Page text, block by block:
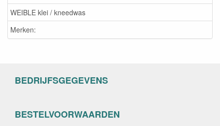
WEIBLE klei / kneedwas
Merken:
BEDRIJFSGEGEVENS
BESTELVOORWAARDEN